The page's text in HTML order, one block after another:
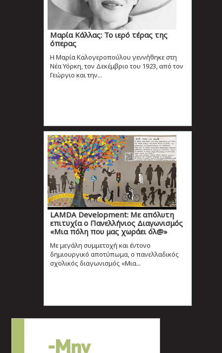
Μαρία Κάλλας: Το ιερό τέρας της
όπερας
Η Μαρία Καλογεροπούλου γεννήθηκε στη
Νέα Υόρκη, τον Δεκέμβριο του 1923, από τον
Γεώργιο και την...
LAMDA Development: Με απόλυτη
επιτυχία ο Πανελλήνιος Διαγωνισμός
«Μια πόλη που μας χωράει όλ@»
Mε μεγάλη συμμετοχή και έντονο
δημιουργικό αποτύπωμα, ο πανελλαδικός
σχολικός διαγωνισμός «Μια...